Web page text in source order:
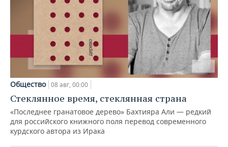
Общество 08 авг, 00:00
Стеклянное время, стеклянная страна
«Последнее гранатовое дерево» Бахтияра Али — редкий
для российского книжного поля перевод современного
курдского автора из Ирака